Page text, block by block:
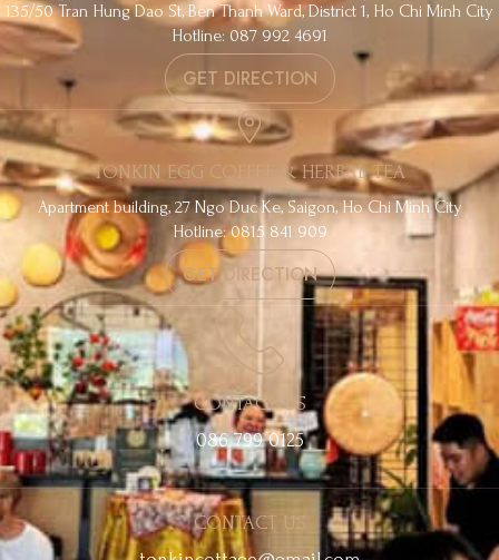
135/50 Tran Hung Dao St, Ben Thanh Ward, District 1, Ho Chi Minh City
Hotline: 087 992 4691
GET DIRECTION
TONKIN EGG COFFEE & HERBAL TEA
Apartment building, 27 Ngo Duc Ke, Saigon, Ho Chi Minh City
Hotline: 0815 841 909
GET DIRECTION
CONTACT US
086 799 0125
CONTACT US